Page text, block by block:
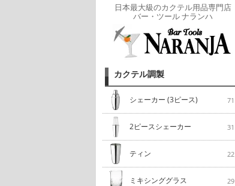
日本最大級のカクテル用品専門店
バー・ツール ナランハ
カクテル調製
シェーカー (3ピース) 71
2ピースシェーカー 31
ティン 22
ミキシンググラス 29